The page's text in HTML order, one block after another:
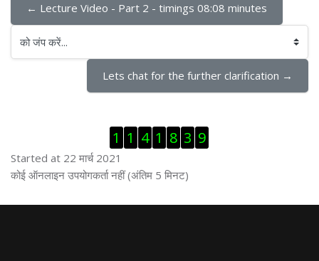
← Lecture Video - Part 2 - timings 08:08 minutes
को जंप करें...
Lets chat for the further clarification →
1 1 4 1 8 3 9
Started at 22 मार्च 2021
ब्लॉक से हट जायें
कोई ऑनलाइन उपयोगकर्ता नहीं (अंतिम 5 मिनट)